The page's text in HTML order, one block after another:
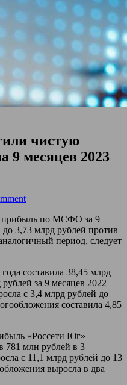
чистую
месяцев 2023
прибыль по МСФО за 9
до 3,73 млрд рублей против
период, следует
составила 38,45 млрд
за 9 месяцев 2022
с 3,4 млрд рублей до
составила 4,85
«Россети Юг»
781 млн рублей в 3
с 11,1 млрд рублей до 13
выросла в два